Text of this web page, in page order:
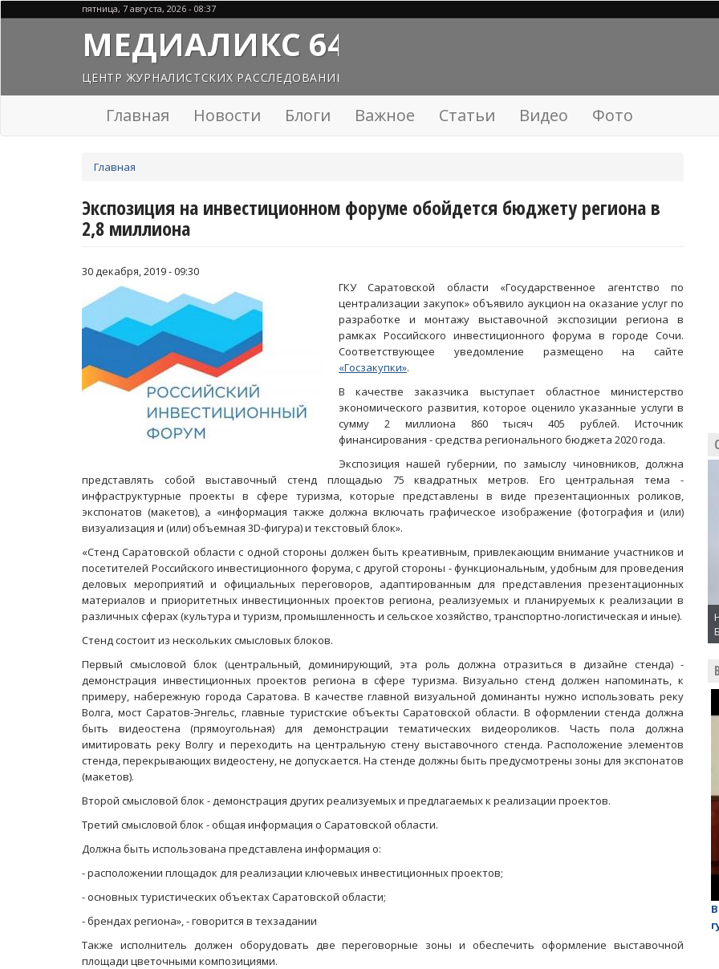
пятница, 7 августа, 2026 - 08:37
МЕДИАЛИКС 64
ЦЕНТР ЖУРНАЛИСТСКИХ РАССЛЕДОВАНИЙ
Главная Новости Блоги Важное Статьи Видео Фото
здесь
Главная
Экспозиция на инвестиционном форуме обойдется бюджету региона в
2,8 миллиона
30 декабря, 2019 - 09:30
ГКУ Саратовской области «Государственное агентство по
централизации закупок» объявило аукцион на оказание услуг по
разработке и монтажу выставочной экспозиции региона в
рамках Российского инвестиционного форума в городе Сочи.
Соответствующее уведомление размещено на сайте
«Госзакупки».
В качестве заказчика выступает областное министерство
экономического развития, которое оценило указанные услуги в
сумму 2 миллиона 860 тысяч 405 рублей. Источник
финансирования - средства регионального бюджета 2020 года.
Экспозиция нашей губернии, по замыслу чиновников, должна
представлять собой выставочный стенд площадью 75 квадратных метров. Его центральная тема -
инфраструктурные проекты в сфере туризма, которые представлены в виде презентационных роликов,
экспонатов (макетов), а «информация также должна включать графическое изображение (фотография и (или)
визуализация и (или) объемная 3D-фигура) и текстовый блок».
«Стенд Саратовской области с одной стороны должен быть креативным, привлекающим внимание участников и
посетителей Российского инвестиционного форума, с другой стороны - функциональным, удобным для проведения
деловых мероприятий и официальных переговоров, адаптированным для представления презентационных
материалов и приоритетных инвестиционных проектов региона, реализуемых и планируемых к реализации в
различных сферах (культура и туризм, промышленность и сельское хозяйство, транспортно-логистическая и иные).
Стенд состоит из нескольких смысловых блоков.
Первый смысловой блок (центральный, доминирующий, эта роль должна отразиться в дизайне стенда) -
демонстрация инвестиционных проектов региона в сфере туризма. Визуально стенд должен напоминать, к
примеру, набережную города Саратова. В качестве главной визуальной доминанты нужно использовать реку
Волга, мост Саратов-Энгельс, главные туристские объекты Саратовской области. В оформлении стенда должна
быть видеостена (прямоугольная) для демонстрации тематических видеороликов. Часть пола должна
имитировать реку Волгу и переходить на центральную стену выставочного стенда. Расположение элементов
стенда, перекрывающих видеостену, не допускается. На стенде должны быть предусмотрены зоны для экспонатов
(макетов).
Второй смысловой блок - демонстрация других реализуемых и предлагаемых к реализации проектов.
Третий смысловой блок - общая информация о Саратовской области.
Должна быть использована представлена информация о:
- расположении площадок для реализации ключевых инвестиционных проектов;
- основных туристических объектах Саратовской области;
- брендах региона», - говорится в техзадании
Также исполнитель должен оборудовать две переговорные зоны и обеспечить оформление выставочной
площади цветочными композициями.